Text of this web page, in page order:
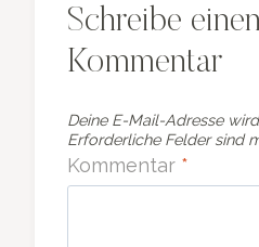
Schreibe einen
Kommentar
Deine E-Mail-Adresse
Erforderliche Felder sind
Kommentar *